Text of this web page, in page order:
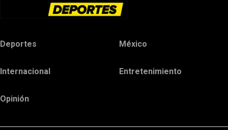
Deportes México
Internacional Entretenimiento
Opinión